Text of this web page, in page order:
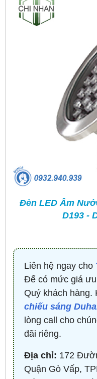
Đèn LED Âm
D193 -
Liên hệ ngay cho
Để có mức giá
Quý khách hàng.
chiếu sáng
lòng call cho
đãi riêng.
Địa chỉ: 172
Quận Gò Vấp,